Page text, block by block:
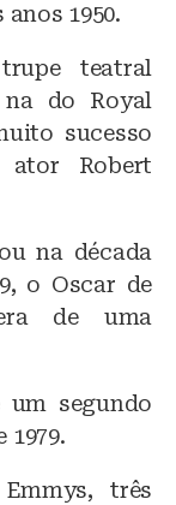
1950.
teatral
do Royal
sucesso
Robert
na década
o Oscar de
de uma
segundo
1979.
três